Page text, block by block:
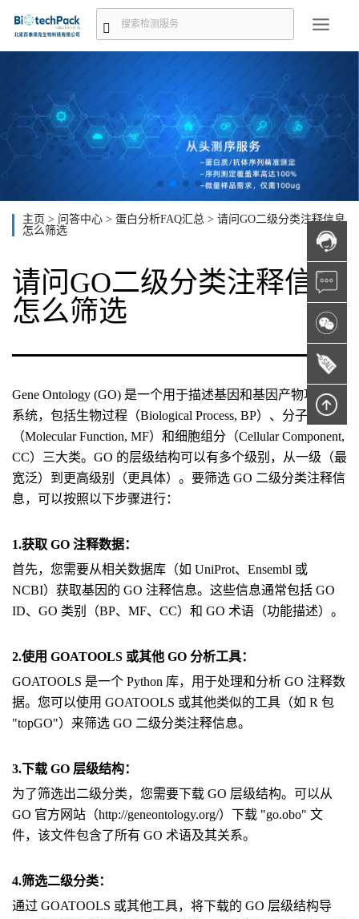
主页 > 问答中心 > 蛋白分析FAQ汇总 > 请问GO二级分类注释信息
怎么筛选
请问GO二级分类注释信息
怎么筛选
Gene Ontology (GO) 是一个用于描述基因和基因产物功能的
系统，包括生物过程（Biological Process, BP）、分子功能
（Molecular Function, MF）和细胞组分（Cellular Component,
CC）三大类。GO 的层级结构可以有多个级别，从一级（最
宽泛）到更高级别（更具体）。要筛选 GO 二级分类注释信
息，可以按照以下步骤进行：
1.获取 GO 注释数据：
首先，您需要从相关数据库（如 UniProt、Ensembl 或
NCBI）获取基因的 GO 注释信息。这些信息通常包括 GO
ID、GO 类别（BP、MF、CC）和 GO 术语（功能描述）。
2.使用 GOATOOLS 或其他 GO 分析工具：
GOATOOLS 是一个 Python 库，用于处理和分析 GO 注释数
据。您可以使用 GOATOOLS 或其他类似的工具（如 R 包
"topGO"）来筛选 GO 二级分类注释信息。
3.下载 GO 层级结构：
为了筛选出二级分类，您需要下载 GO 层级结构。可以从
GO 官方网站（http://geneontology.org/）下载 "go.obo" 文
件，该文件包含了所有 GO 术语及其关系。
4.筛选二级分类：
通过 GOATOOLS 或其他工具，将下载的 GO 层级结构导